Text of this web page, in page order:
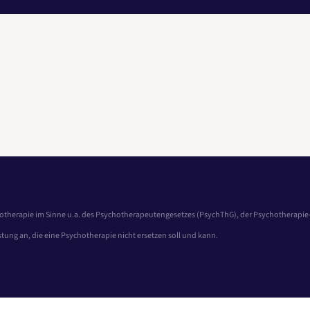
im Sinne u.a. des Psychotherapeutengesetzes (PsychThG), der
an, die eine Psychotherapie nicht ersetzen soll und kann.